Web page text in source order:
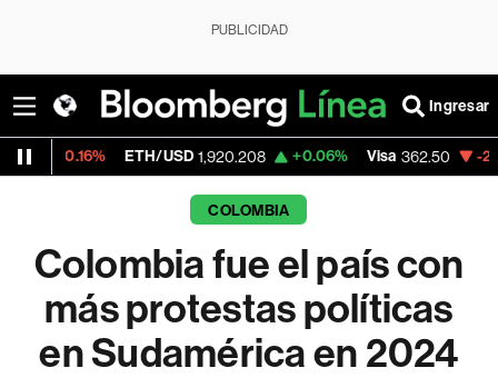
PUBLICIDAD
Ingresar
ETH/USD 1,920.208 +0.06% Visa 362.50 -2.15%
COLOMBIA
Colombia fue el país con
más protestas políticas
en Sudamérica en 2024